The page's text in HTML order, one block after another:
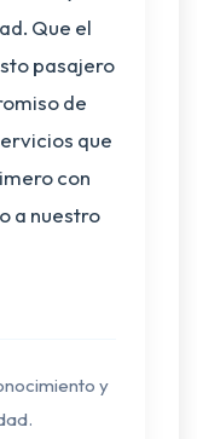
Que el
pasajero
de
que
con
a nuestro
y